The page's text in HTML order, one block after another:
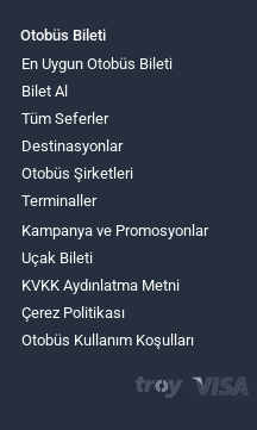
Otobüs Bileti
En Uygun Otobüs Bileti
Bilet Al
Tüm Seferler
Destinasyonlar
Otobüs Şirketleri
Terminaller
Kampanya ve Promosyonlar
Uçak Bileti
KVKK Aydınlatma Metni
Çerez Politikası
Otobüs Kullanım Koşulları